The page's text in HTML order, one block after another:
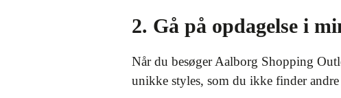
2. Gå på opdagelse i
Når du besøger Aalborg Shopping
unikke styles, som du ikke finder